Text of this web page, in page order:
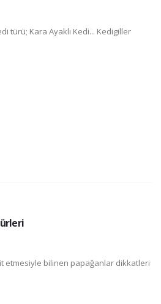
türü; Kara Ayaklı Kedi... Kedigiller
etmesiyle bilinen papağanlar dikkatleri